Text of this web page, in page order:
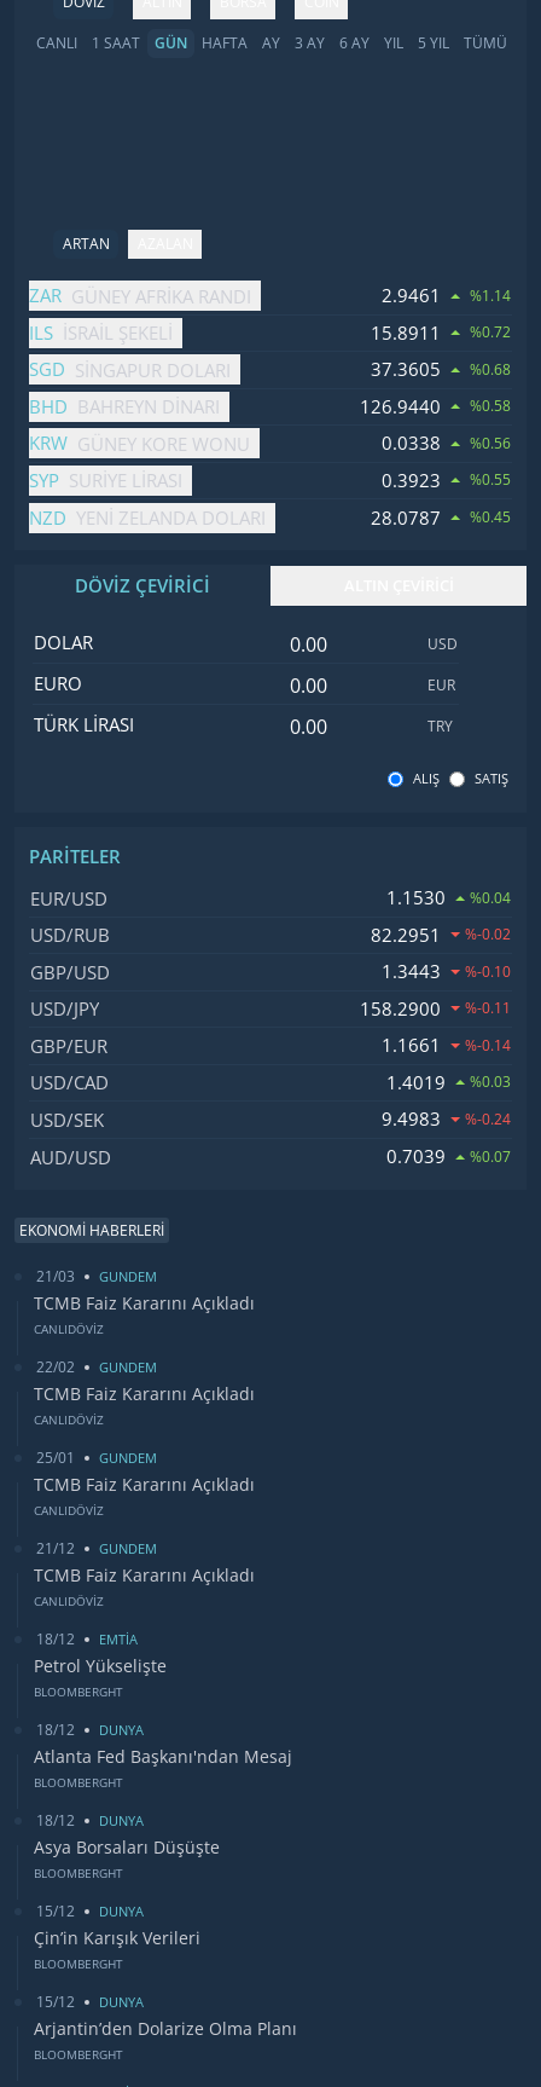
CANLI
1 SAAT GÜN HAFTA AY 3 AY 6 AY YIL 5 YIL TÜMÜ
ARTAN
İsim FiyatDeğişim
ZAR GÜNEY AFRIKA RANDI 2.9461 %1.14
ILS İSRAIL ŞEKELI 15.8911 %0.72
SGD SINGAPUR DOLARI 37.3605 %0.68
BHD BAHREYN DINARI 126.9440 %0.58
KRW GÜNEY KORE WONU 0.0338 %0.56
SYP SURIYE LIRASI 0.3923 %0.55
NZD YENI ZELANDA DOLARI 28.0787 %0.45
DÖVİZ ÇEVİRİCİ
İsimDeğer
DOLAR Dolar değeri USD
EURO Euro değeri EUR
TÜRK LIRASI Türk Lirası değeri
TRY
ALIŞ SATIŞ
PARITELER
İsim, Kod
EUR/USD 1.1530 %0.04
USD/RUB 82.2951 %-0.02
GBP/USD 1.3443 %-0.10
USD/JPY 158.2900 %-0.11
GBP/EUR 1.1661 %-0.14
USD/CAD 1.4019 %0.03
USD/SEK 9.4983 %-0.24
AUD/USD 0.7039 %0.07
EKONOMİ HABERLERİ
21/03 GUNDEM
TCMB Faiz Kararını Açıkladı
CANLIDÖVİZ
22/02 GUNDEM
TCMB Faiz Kararını Açıkladı
CANLIDÖVİZ
25/01 GUNDEM
TCMB Faiz Kararını Açıkladı
CANLIDÖVİZ
21/12 GUNDEM
TCMB Faiz Kararını Açıkladı
CANLIDÖVİZ
18/12 EMTİA
Petrol Yükselişte
BLOOMBERGHT
18/12 DUNYA
Atlanta Fed Başkanı'ndan Mesaj
BLOOMBERGHT
18/12 DUNYA
Asya Borsaları Düşüşte
BLOOMBERGHT
15/12 DUNYA
Çin’in Karışık Verileri
BLOOMBERGHT
15/12 DUNYA
Arjantin’den Dolarize Olma Planı
BLOOMBERGHT